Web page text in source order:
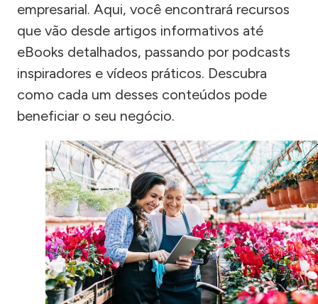
empresarial. Aqui, você encontrará recursos
que vão desde artigos informativos até
eBooks detalhados, passando por podcasts
inspiradores e vídeos práticos. Descubra
como cada um desses conteúdos pode
beneficiar o seu negócio.